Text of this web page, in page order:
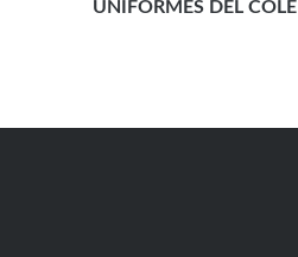
UNIFORMES DEL COLE